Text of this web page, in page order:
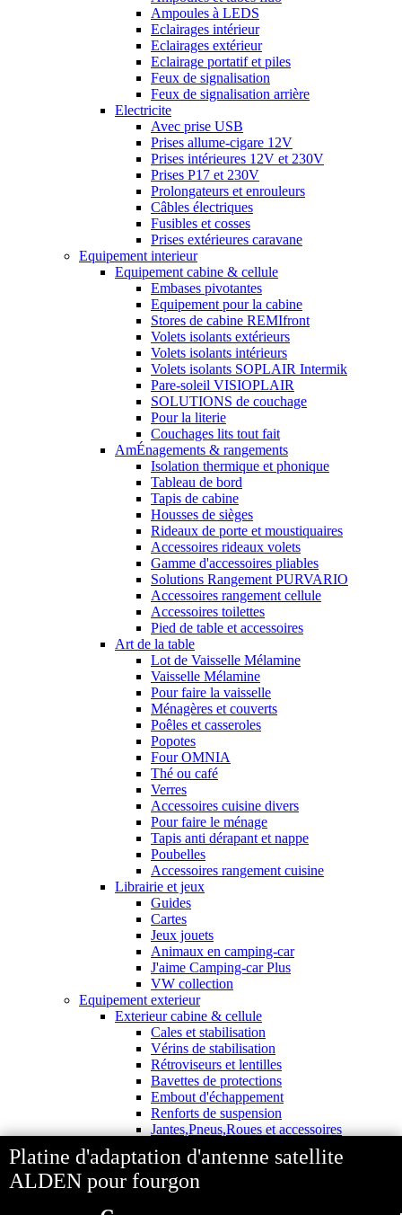
Platine d'adaptation d'antenne satellite
ALDEN pour fourgon
Ampoules à LEDS
Eclairages intérieur
Eclairages extérieur
Eclairage portatif et piles
Feux de signalisation
Feux de signalisation arrière
Electricite
Avec prise USB
Prises allume-cigare 12V
Prises intérieures 12V et 230V
Prises P17 et 230V
Prolongateurs et enrouleurs
Câbles électriques
Fusibles et cosses
Prises extérieures caravane
Equipement interieur
Equipement cabine & cellule
Embases pivotantes
Equipement pour la cabine
Stores de cabine REMIfront
Volets isolants extérieurs
Volets isolants intérieurs
Volets isolants SOPLAIR Intermik
Pare-soleil VISIOPLAIR
SOLUTIONS de couchage
Pour la literie
Couchages lits tout fait
AmÉnagements & rangements
Isolation thermique et phonique
Tableau de bord
Tapis de cabine
Housses de sièges
Rideaux de porte et moustiquaires
Accessoires rideaux volets
Gamme d'accessoires pliables
Solutions Rangement PURVARIO
Accessoires rangement cellule
Accessoires toilettes
Pied de table et accessoires
Art de la table
Lot de Vaisselle Mélamine
Vaisselle Mélamine
Pour faire la vaisselle
Ménagères et couverts
Poêles et casseroles
Popotes
Four OMNIA
Thé ou café
Verres
Accessoires cuisine divers
Pour faire le ménage
Tapis anti dérapant et nappe
Poubelles
Accessoires rangement cuisine
Librairie et jeux
Guides
Cartes
Jeux jouets
Animaux en camping-car
J'aime Camping-car Plus
VW collection
Equipement exterieur
Exterieur cabine & cellule
Cales et stabilisation
Vérins de stabilisation
Rétroviseurs et lentilles
Bavettes de protections
Embout d'échappement
Renforts de suspension
Jantes,Pneus,Roues et accessoires
Pièces détachées équipement
Chaînes neige
Isolation & hivernage
Gamme CLAIRVAL